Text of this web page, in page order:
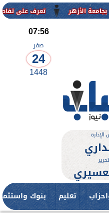
تعرف على تفاصيل وشروط القبول
07:56
صفر
24
1448
تعليم بنوك